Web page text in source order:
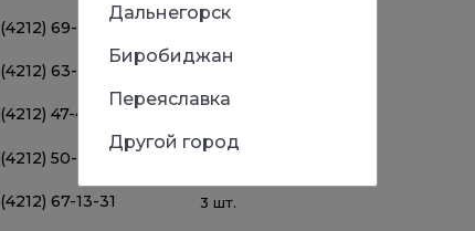
(4212) 69-93-93
(4212) 63-22-47
(4212) 47-44-66
(4212) 50-67-37
(4212) 67-13-31 3 шт.
Дальнегорск
Биробиджан
Переяславка
Другой город